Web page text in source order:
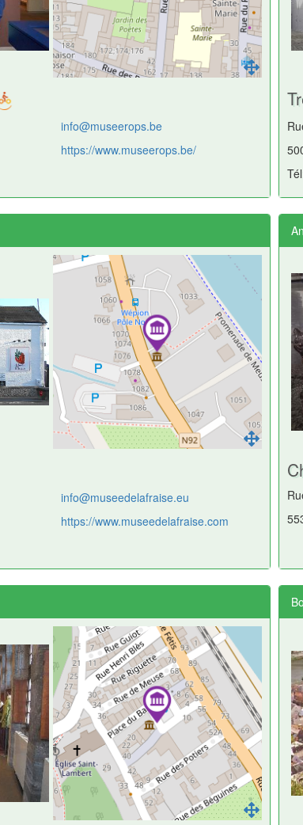
info@museerops.be
https://www.museerops.be/
info@museedelafraise.eu
https://www.museedelafraise.com